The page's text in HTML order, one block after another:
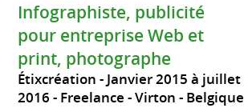
Infographiste, publicité
pour entreprise Web et
print, photographe
Étixcréation
Janvier 2015 à juillet
2016 Freelance Virton Belgique